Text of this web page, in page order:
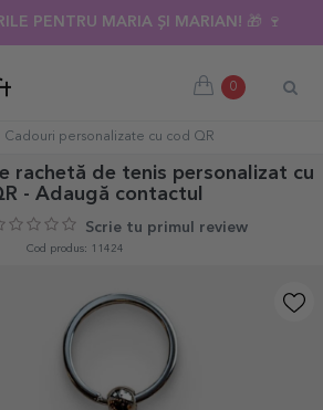
PENTRU MARIA ȘI MARIAN! 🎁 🍷
0
Cadouri personalizate cu cod QR
rachetă de tenis personalizat cu
- Adaugă contactul
Scrie tu primul review
Cod produs: 11424